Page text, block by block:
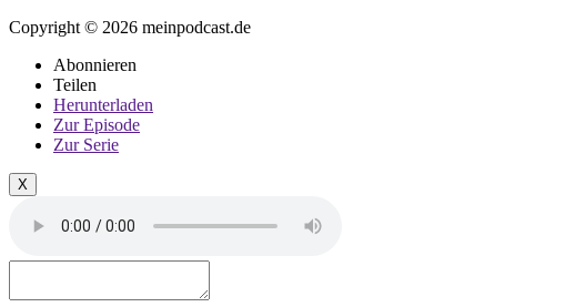
Copyright © 2026 meinpodcast.de
Abonnieren
Teilen
Herunterladen
Zur Episode
Zur Serie
X